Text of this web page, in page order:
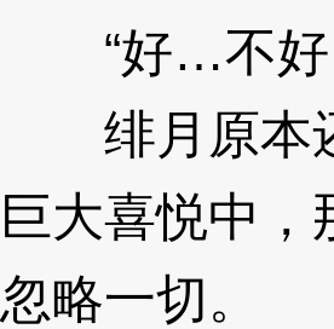
“好…不好
绯月原本还
巨大喜悦中
忽略一切。